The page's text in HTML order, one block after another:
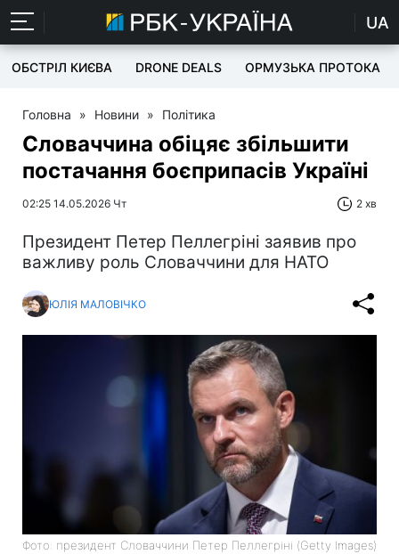
UA
ОБСТРІЛ КИЄВА DRONE DEALS ОРМУЗЬКА ПРОТОКА
Головна » Новини » Політика
Словаччина обіцяє збільшити
постачання боєприпасів Україні
02:25 14.05.2026 Чт 2 хв
Президент Петер Пеллегріні заявив про
важливу роль Словаччини для НАТО
ЮЛІЯ МАЛОВІЧКО
Фото: президент Словаччини Петер Пеллегріні (Getty Images)